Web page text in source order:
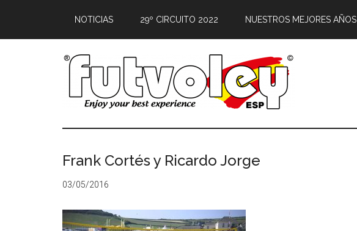
NOTICIAS 29º CIRCUITO 2022 NUESTROS MEJORES AÑOS
Frank Cortés y Ricardo Jorge
03/05/2016